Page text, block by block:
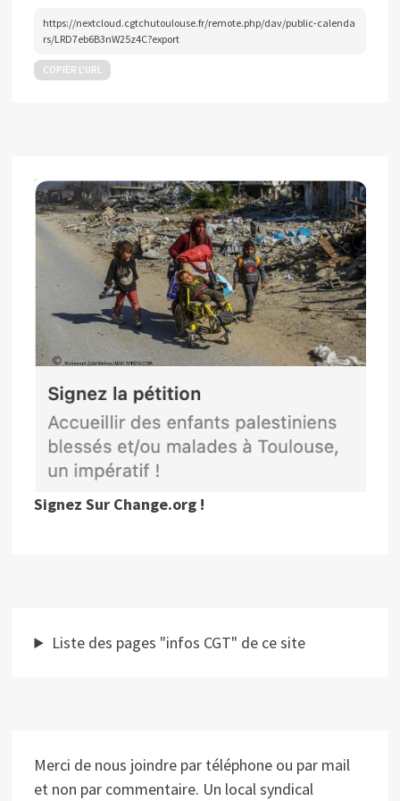
https://nextcloud.cgtchutoulouse.fr/remote.php/dav/public-calenda
rs/LRD7eb6B3nW25z4C?export
COPIER L’URL
Signez Sur Change.org !
Liste des pages "infos CGT" de ce site
Merci de nous joindre par téléphone ou par mail
et non par commentaire. Un local syndical